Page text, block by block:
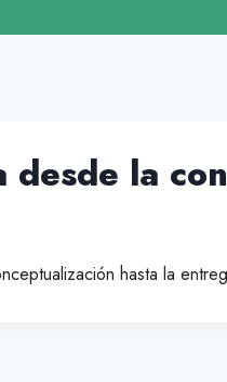
desde la
hasta la